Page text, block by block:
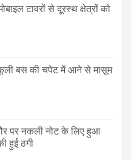
टावरों से दूरस्थ क्षेत्रों को
बस की चपेट में आने से मासूम
पर नकली नोट के लिए हुआ
हुई ठगी